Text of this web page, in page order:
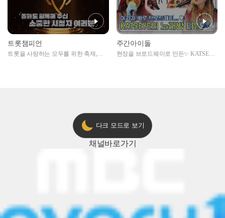
트롯챔피언
트롯을 사랑하는 모두를 위한 축제,
주간아이돌
현장을 브로드웨이로 만든✨ KATSEYE
다크 모드로 보기
채널바로가기